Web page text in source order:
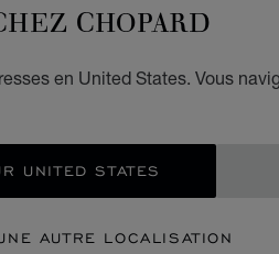
CHOPARD
en United States. Vous
UNITED STATES
AUTRE LOCALISATION